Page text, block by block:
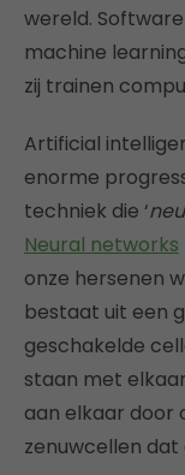
wereld.
machine
zij trainen
Artificial
enorme
techniek die ‘
Neural networks
onze hersenen
bestaat uit een
geschakelde
staan met
aan elkaar door
zenuwcellen dat